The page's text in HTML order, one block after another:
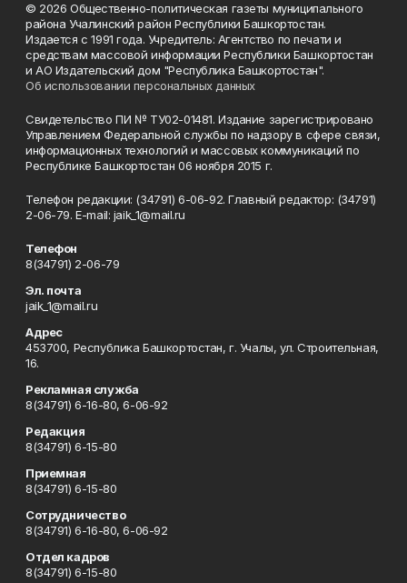
© 2026 Общественно-политическая газеты муниципального
района Учалинский район Республики Башкортостан.
Издается с 1991 года. Учредитель: Агентство по печати и
средствам массовой информации Республики Башкортостан
и АО Издательский дом "Республика Башкортостан".
Об использовании персональных данных
Свидетельство ПИ № ТУ02-01481. Издание зарегистрировано
Управлением Федеральной службы по надзору в сфере связи,
информационных технологий и массовых коммуникаций по
Республике Башкортостан 06 ноября 2015 г.
Телефон редакции: (34791) 6-06-92. Главный редактор: (34791)
2-06-79. Е-mаil: jaik_1@mail.ru
Телефон
8(34791) 2-06-79
Эл. почта
jaik_1@mail.ru
Адрес
453700, Республика Башкортостан, г. Учалы, ул. Строительная,
16.
Рекламная служба
8(34791) 6-16-80, 6-06-92
Редакция
8(34791) 6-15-80
Приемная
8(34791) 6-15-80
Сотрудничество
8(34791) 6-16-80, 6-06-92
Отдел кадров
8(34791) 6-15-80